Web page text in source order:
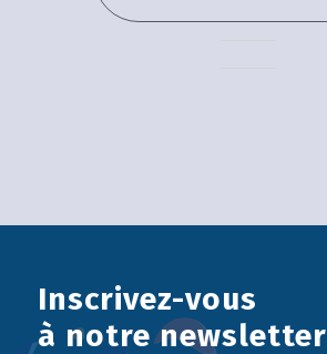
Inscrivez-vous
à notre newsletter